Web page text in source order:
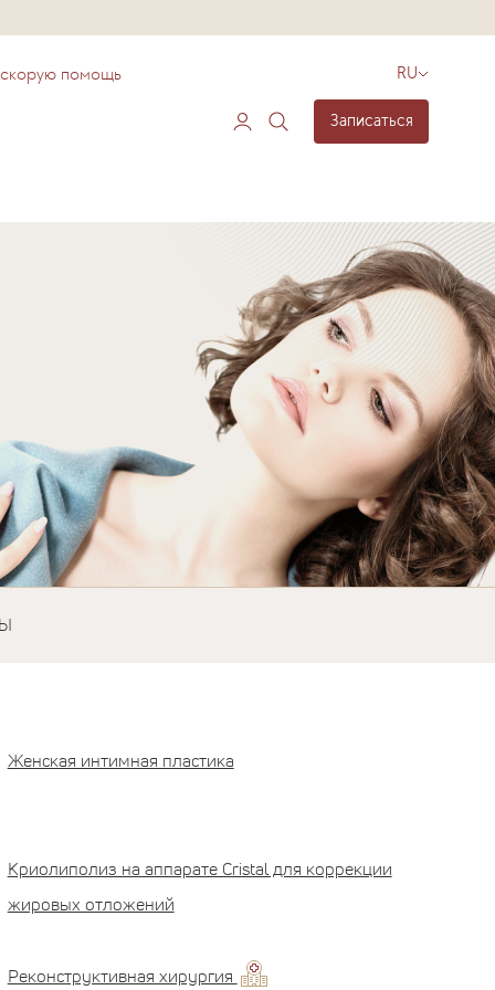
скорую помощь RU
Записаться
Женская интимная пластика
Криолиполиз на аппарате Cristal для коррекции
жировых отложений
Реконструктивная хирургия